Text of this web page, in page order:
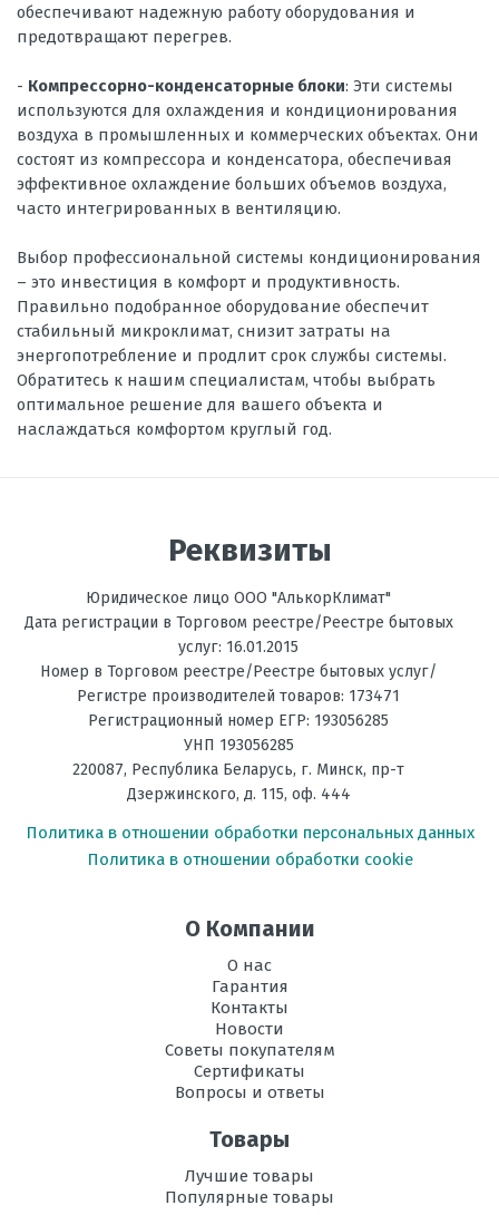
обеспечивают надежную работу оборудования и
предотвращают перегрев.
- Компрессорно-конденсаторные блоки: Эти системы
используются для охлаждения и кондиционирования
воздуха в промышленных и коммерческих объектах. Они
состоят из компрессора и конденсатора, обеспечивая
эффективное охлаждение больших объемов воздуха,
часто интегрированных в вентиляцию.
Выбор профессиональной системы кондиционирования
– это инвестиция в комфорт и продуктивность.
Правильно подобранное оборудование обеспечит
стабильный микроклимат, снизит затраты на
энергопотребление и продлит срок службы системы.
Обратитесь к нашим специалистам, чтобы выбрать
оптимальное решение для вашего объекта и
наслаждаться комфортом круглый год.
Реквизиты
Юридическое лицо ООО "АлькорКлимат"
Дата регистрации в Торговом реестре/Реестре бытовых
услуг: 16.01.2015
Номер в Торговом реестре/Реестре бытовых услуг/
Регистре производителей товаров: 173471
Регистрационный номер ЕГР: 193056285
УНП 193056285
220087, Республика Беларусь, г. Минск, пр-т
Дзержинского, д. 115, оф. 444
Политика в отношении обработки персональных данных
Политика в отношении обработки cookie
О Компании
О нас
Гарантия
Контакты
Новости
Советы покупателям
Сертификаты
Вопросы и ответы
Товары
Лучшие товары
Популярные товары